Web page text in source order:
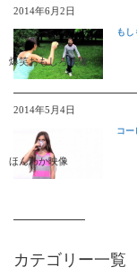
2014年6月2日
爆笑おもしろ映像
も
2014年5月4日
ほんわか映像
コー
カテゴリー一覧